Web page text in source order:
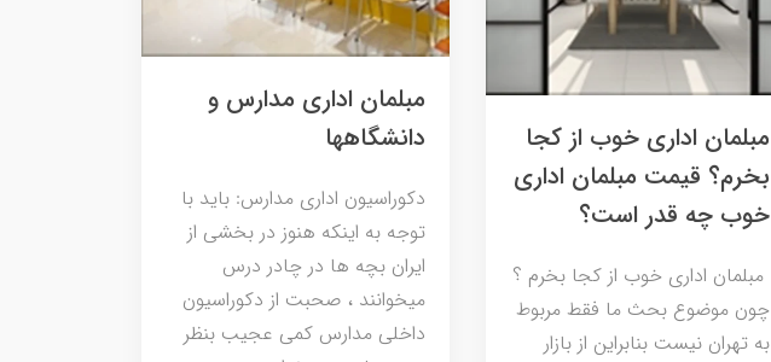
مبلمان اداری خوب از کجا
بخرم؟ قیمت مبلمان اداری
خوب چه قدر است؟
مبلمان اداری خوب از کجا بخرم ؟
چون موضوع بحث ما فقط مربوط
به تهران نیست بنابراین از بازار
مبلمان اداری مدارس و
دانشگاهها
دکوراسیون اداری مدارس: باید با
توجه به اینکه هنوز در بخشی از
ایران بچه ها در چادر درس
میخوانند ، صحبت از دکوراسیون
داخلی مدارس کمی عجیب بنظر